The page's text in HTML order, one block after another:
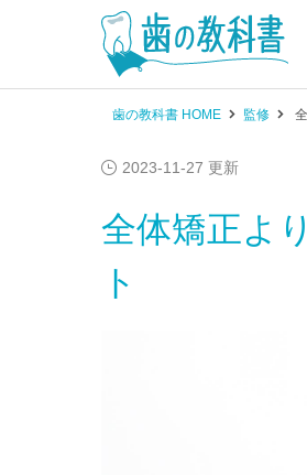
歯の教科書 HOME 監修
2023-11-27 更新
全体矯正よ
ト